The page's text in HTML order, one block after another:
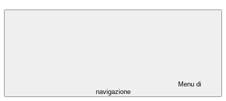
Menu di
navigazione